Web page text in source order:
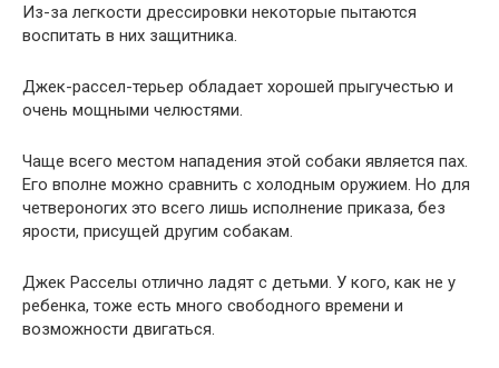
Из-за легкости дрессировки некоторые пытаются
воспитать в них защитника.
Джек-рассел-терьер обладает хорошей прыгучестью и
очень мощными челюстями.
Чаще всего местом нападения этой собаки является пах.
Его вполне можно сравнить с холодным оружием. Но для
четвероногих это всего лишь исполнение приказа, без
ярости, присущей другим собакам.
Джек Расселы отлично ладят с детьми. У кого, как не у
ребенка, тоже есть много свободного времени и
возможности двигаться.